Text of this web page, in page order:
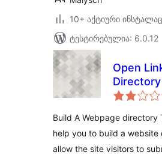
10+ აქტიური
ტესტირებულია: 6.0.12
Open
Directory
Build A Webpage directory
help you to build a website
allow the site visitors to